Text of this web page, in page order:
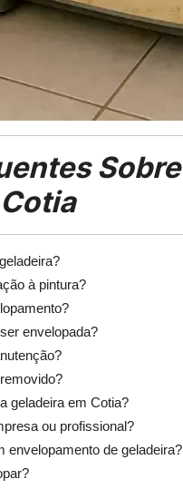
à pintura?
envelopada?
geladeira em Cotia?
ou profissional?
envelopamento de geladeira?